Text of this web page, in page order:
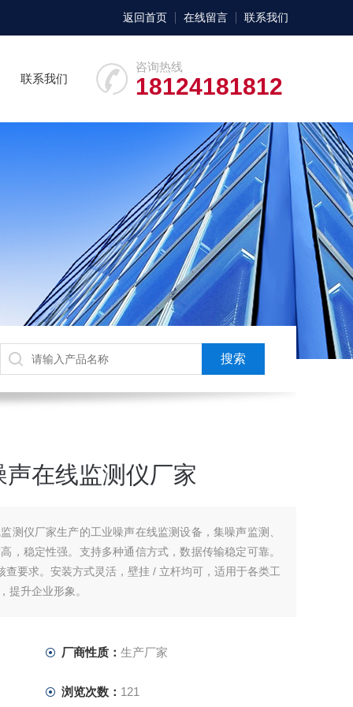
返回首页 在线留言 联系我们
咨询热线
18124181812
联系我们
在线监测仪厂家
测仪厂家生产的工业噪声在线监测设备，集噪声监测、
，稳定性强。支持多种通信方式，数据传输稳定可靠。
要求。安装方式灵活，壁挂 / 立杆均可，适用于各类工
提升企业形象。
厂商性质： 生产厂家
浏览次数： 121